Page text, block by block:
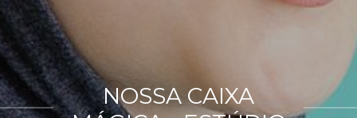
NOSSA CAIXA